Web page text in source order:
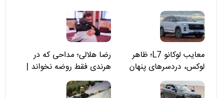
معایب لوکانو L7؛ ظاهر
لوکس، دردسرهای پنهان
رضا هلالی؛ مداحی که در
هرندی فقط روضه نخواند |
مسئولان «تکیه‌گاه آقا مرتضی
علی(ع)» را جدی‌تر ببینند